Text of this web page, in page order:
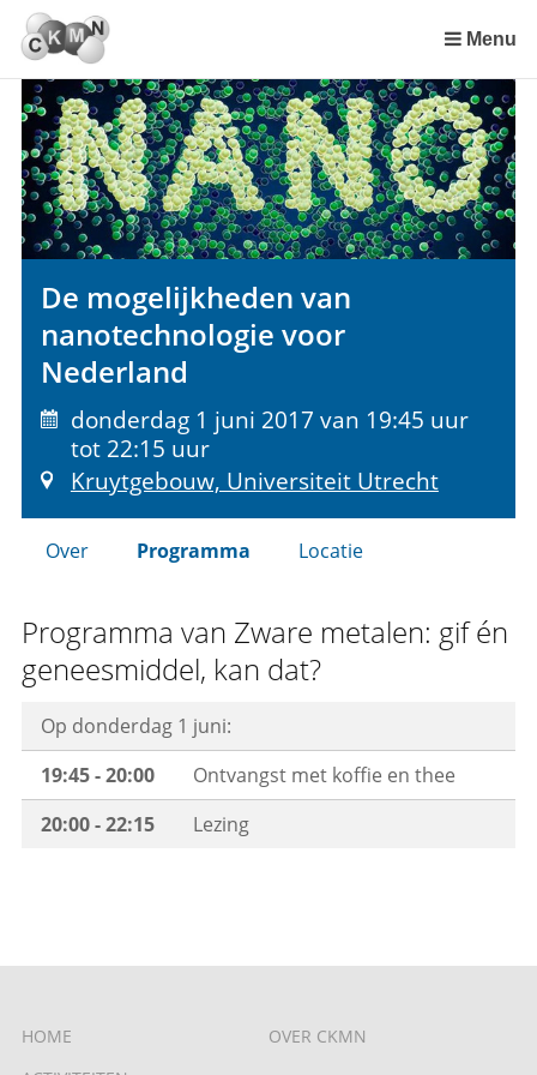
links
Spring
naar
de
inhoud
Spring
naar
menu
Menu
De mogelijkheden van
nanotechnologie voor
Nederland
donderdag 1 juni 2017 van 19:45 uur
tot 22:15 uur
Kruytgebouw, Universiteit Utrecht
Over Programma Locatie
Programma van Zware metalen: gif én
geneesmiddel, kan dat?
Op donderdag 1 juni:
19:45 - 20:00
Ontvangst met koffie en thee
20:00 - 22:15
Lezing
HOME
OVER CKMN